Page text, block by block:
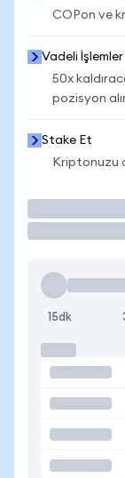
COPon ve
Vadeli İşlemler
50x
pozisyon
Stake Et
Kriptonuzu
15dk